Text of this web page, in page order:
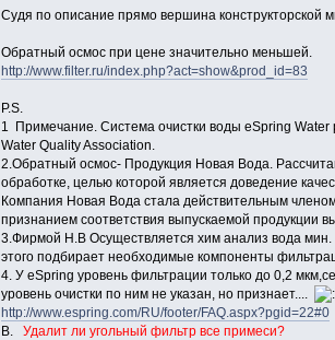
Судя по описание прямо вершина конструкторской
Обратный осмос при цене значительно меньшей.
http://www.filter.ru/index.php?act=show&prod_id=83
P.S.
1 Примечание. Система очистки воды eSpring
Water Quality Association.
2.Обратный осмос- Продукция Новая Вода.
обработке, целью которой является доведение
Компания Новая Вода стала действительным
признанием соответствия выпускаемой продукции
3.Фирмой Н.В Осуществляется хим анализ вода мин.
этого подбирает необходимые компоненты
4. У eSpring уровень фильтрации только до 0,2
уровень очистки по ним не указан, но признает....
http://www.espring.com/RU/footer/FAQ.aspx?pgid=22#0
В. Удалит ли угольный фильтр все примеси?